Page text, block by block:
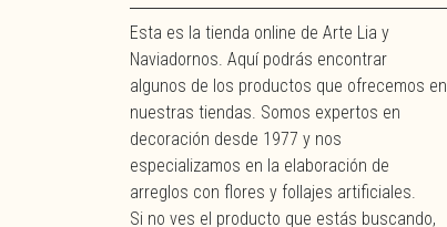
Esta es la tienda online de Arte Lia y
Naviadornos. Aquí podrás encontrar
algunos de los productos que ofrecemos en
nuestras tiendas. Somos expertos en
decoración desde 1977 y nos
especializamos en la elaboración de
arreglos con flores y follajes artificiales.
Si no ves el producto que estás buscando,